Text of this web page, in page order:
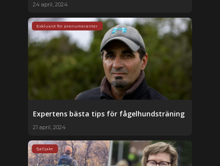
24 april, 2024
Exklusivt för prenumeranter
Expertens bästa tips för fågelhundsträning
21 april, 2024
fjälljakt